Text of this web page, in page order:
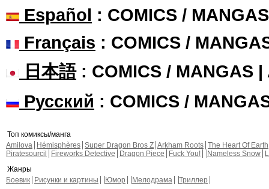
Español : COMICS /
Français : COMICS /
日本語: COMICS / MANGAS |
Русский : COMICS /
Топ комиксы/манга
Amilova
Hémisphères Super Dragon Bros Z Arkham Roots The Heart Of Earth
Piratesourcil
Fireworks Detective Dragon Piece Fuck You! Nameless Snow
Жанры
Боевик
Рисунки и картины Юмор Мелодрама Триллер